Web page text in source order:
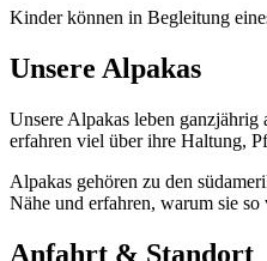
Kinder können in Begleitung
Unsere Alpakas
Unsere Alpakas leben
erfahren viel über ihre Haltung,
Alpakas gehören zu den
Nähe und erfahren, warum sie so
Anfahrt & Standort